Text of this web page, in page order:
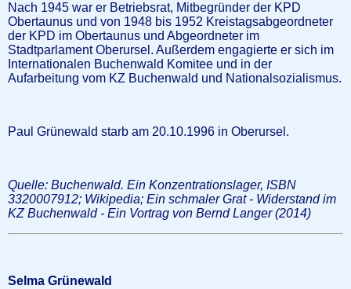
Nach 1945 war er Betriebsrat, Mitbegründer der KPD
Obertaunus und von 1948 bis 1952 Kreistagsabgeordneter
der KPD im Obertaunus und Abgeordneter im
Stadtparlament Oberursel. Außerdem engagierte er sich im
Internationalen Buchenwald Komitee und in der
Aufarbeitung vom KZ Buchenwald und Nationalsozialismus.
Paul Grünewald starb am 20.10.1996 in Oberursel.
Quelle: Buchenwald. Ein Konzentrationslager, ISBN
3320007912; Wikipedia; Ein schmaler Grat - Widerstand im
KZ Buchenwald - Ein Vortrag von Bernd Langer (2014)
Selma Grünewald